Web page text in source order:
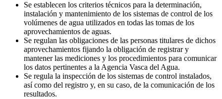
Se establecen los criterios técnicos para la determinación,
instalación y mantenimiento de los sistemas de control de los
volúmenes de agua utilizados en todas las tomas de los
aprovechamientos de aguas.
Se regulan las obligaciones de las personas titulares de dichos
aprovechamientos fijando la obligación de registrar y
mantener las mediciones y los procedimientos para comunicar
los datos pertinentes a la Agencia Vasca del Agua.
Se regula la inspección de los sistemas de control instalados,
así como del registro y, en su caso, de la comunicación de los
resultados.